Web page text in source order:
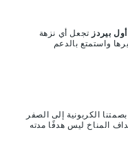
أول بيردز تجعل أي نزهة
واستمتع بالدعم
الكربونية إلى الصفر
المناخ ليس هدفًا مدته